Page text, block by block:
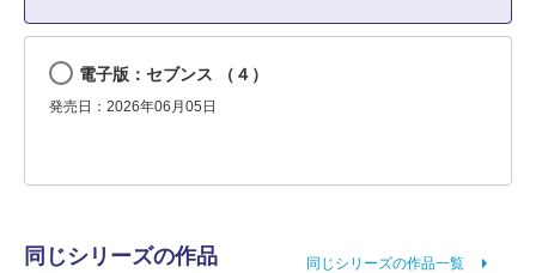
電子版：セブンス （４）
発売日：2026年06月05日
同じシリーズの作品 同じシリーズの作品一覧